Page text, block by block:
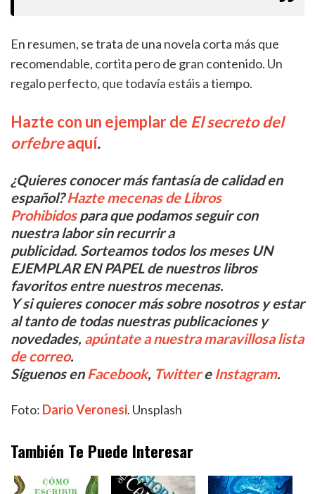
En resumen, se trata de una novela corta más que
recomendable, cortita pero de gran contenido. Un
regalo perfecto, que todavía estáis a tiempo.
Hazte con un ejemplar de El secreto del
orfebreaquí.
¿Quieres conocer más fantasía de calidad en
español?Hazte mecenas de Libros
Prohibidospara que podamos seguir con
nuestra labor sin recurrir a
publicidad. Sorteamos todos los meses UN
EJEMPLAR EN PAPEL de nuestros libros
favoritos entre nuestros mecenas.
Y si quieres conocer más sobre nosotros y estar
al tanto de todas nuestras publicaciones y
novedades, apúntate a nuestra maravillosa lista
de correo.
Síguenos enFacebook, Twittere Instagram.
Foto: Dario Veronesi. Unsplash
También Te Puede Interesar